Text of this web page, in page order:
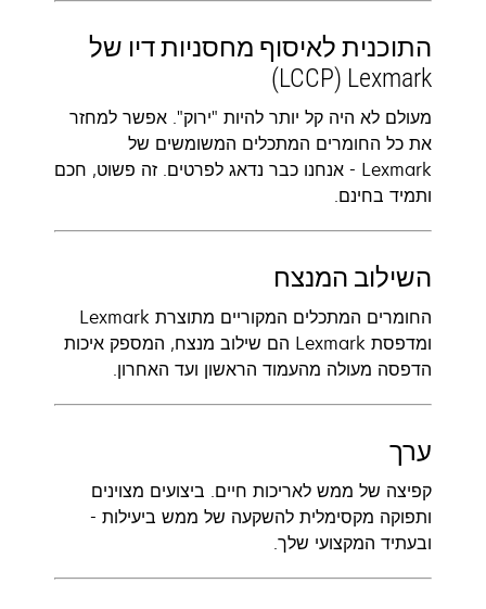
התוכנית לאיסוף מחסניות דיו של
Lexmark ‏(LCCP)‬
מעולם לא היה קל יותר להיות "ירוק". אפשר למחזר
את כל החומרים המתכלים המשומשים של
Lexmark - אנחנו כבר נדאג לפרטים. זה פשוט, חכם
ותמיד בחינם.
השילוב המנצח
החומרים המתכלים המקוריים מתוצרת Lexmark
ומדפסת Lexmark הם שילוב מנצח, המספק איכות
הדפסה מעולה מהעמוד הראשון ועד האחרון.
ערך
קפיצה של ממש לאריכות חיים. ביצועים מצוינים
ותפוקה מקסימלית להשקעה של ממש ביעילות -
ובעתיד המקצועי שלך.